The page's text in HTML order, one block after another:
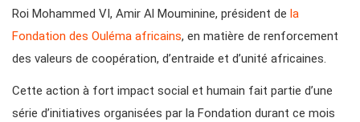
Roi Mohammed VI, Amir Al Mouminine, président de la
Fondation des Ouléma africains, en matière de renforcement
des valeurs de coopération, d’entraide et d’unité africaines.
Cette action à fort impact social et humain fait partie d’une
série d’initiatives organisées par la Fondation durant ce mois